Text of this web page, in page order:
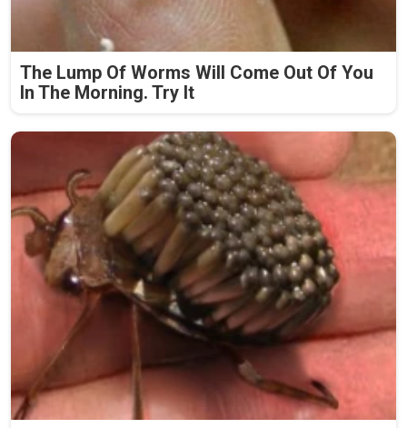
The Lump Of Worms Will Come Out Of You
In The Morning. Try It